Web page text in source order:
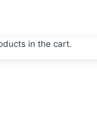
in the cart.